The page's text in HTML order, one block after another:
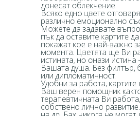
донесат облекчение.
Всяко едно цвете
различно емоционално
Можете да задавате
пък да оставите картите
покажат кое е най-важно
момента. Цветята ще Ви
истината, но онази истина
Вашата душа. Без филтър,
или дипломатичност.
Удобни за работа,
Ваш верен помощник
терапевтичната Ви
собствено лично